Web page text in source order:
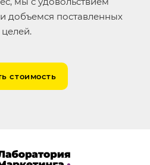
добъемся поставленных
целей.
стоимость